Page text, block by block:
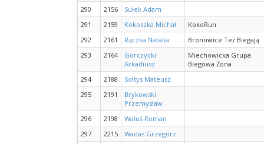
290
2156
Sułek Adam
291
2159 Kokoszka Michał
KokoRun
292
2161 Rączka Natalia
Bronowice Też Biegają
293
2164
Gorczycki
Arkadiusz
Miechowicka Grupa
Biegowa Żona
294
2188
Sołtys Mateusz
295
2191
Brykowski
Przemysław
296
2198
Waluś Roman
297
2215
Wadas Grzegorz